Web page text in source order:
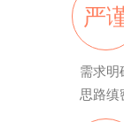
严
需求明
思路缜